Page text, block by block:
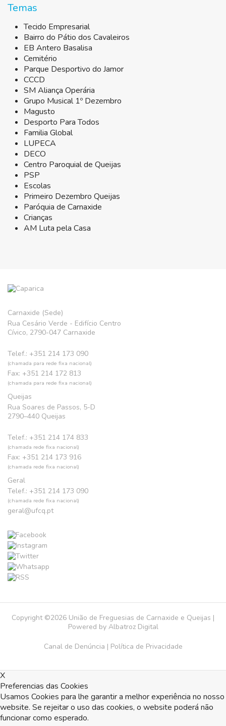
Temas
Tecido Empresarial
Bairro do Pátio dos Cavaleiros
EB Antero Basalisa
Cemitério
Parque Desportivo do Jamor
CCCD
SM Aliança Operária
Grupo Musical 1º Dezembro
Magusto
Desporto Para Todos
Familia Global
LUPECA
DECO
Centro Paroquial de Queijas
PSP
Escolas
Primeiro Dezembro Queijas
Paróquia de Carnaxide
Crianças
AM Luta pela Casa
Carnaxide (Sede)
Rua Cesário Verde - Edifício Centro
Cívico, 2790-047 Carnaxide
Telef.: +351 214 173 090
(chamada para rede fixa nacional)
Fax: +351 214 172 813
(chamada para rede fixa nacional)
Queijas
Rua Soares de Passos, 5-D
2790–440 Queijas
Telef.: +351 214 174 833
(chamada rede fixa nacional)
Fax: +351 214 173 916
(chamada rede fixa nacional)
Geral
Telef.: +351 214 173 090
(chamada rede fixa nacional)
geral@ufcq.pt
Copyright ©2026 União de Freguesias de Carnaxide e Queijas |
Powered by Albatroz Digital
Canal de Denúncia | Política de Privacidade
X
Preferencias das Cookies
Usamos Cookies para lhe garantir a melhor experiência no nosso
website. Se rejeitar o uso das cookies, o website poderá não
funcionar como esperado.